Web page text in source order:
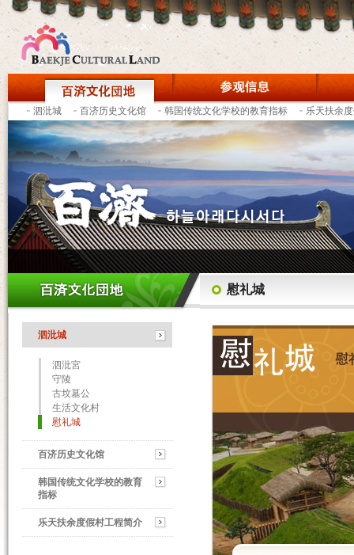
泗沘城 百济历史文化馆 韩国传统文化学校的教育指标 乐天扶余
泗沘城
泗沘宮
守陵
古坟墓公
生活文化村
慰礼城
百济历史文化馆
韩国传统文化学校的教育
指标
乐天扶余度假村工程简介
慰礼城